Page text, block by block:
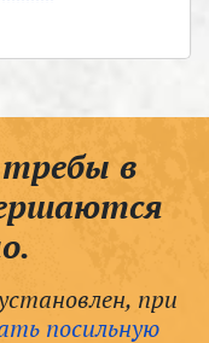
в
при
посильную